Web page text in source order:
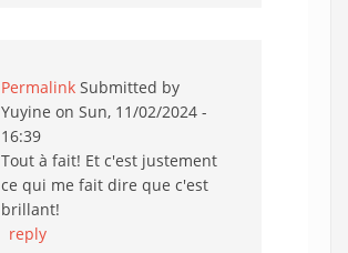
Permalink Submitted by
Yuyine on Sun, 11/02/2024 -
16:39
Tout à fait! Et c'est justement
ce qui me fait dire que c'est
brillant!
reply